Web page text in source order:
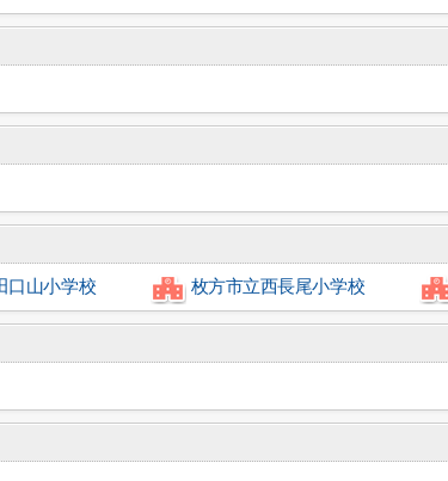
口山小学校 枚方市立西長尾小学校